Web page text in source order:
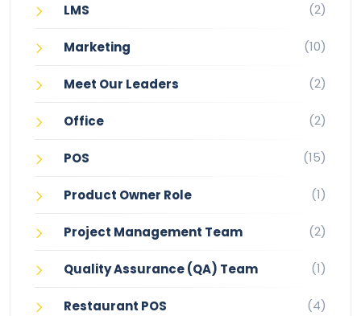
LMS (2)
Marketing (10)
Meet Our Leaders (2)
Office (2)
POS (15)
Product Owner Role (1)
Project Management Team (2)
Quality Assurance (QA) Team (1)
Restaurant POS (4)